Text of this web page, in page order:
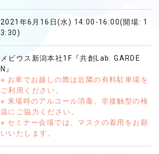
2021年6月16日(水) 14:00-16:00(開場: 1
3:30)
メビウス新潟本社1F『共創Lab. GARDE
N』
※ お車でお越しの際は近隣の有料駐車場を
ご利用ください。
※ 来場時のアルコール消毒、非接触型の検
温にご協力ください。
※ セミナー会場では、マスクの着用をお願
いいたします。